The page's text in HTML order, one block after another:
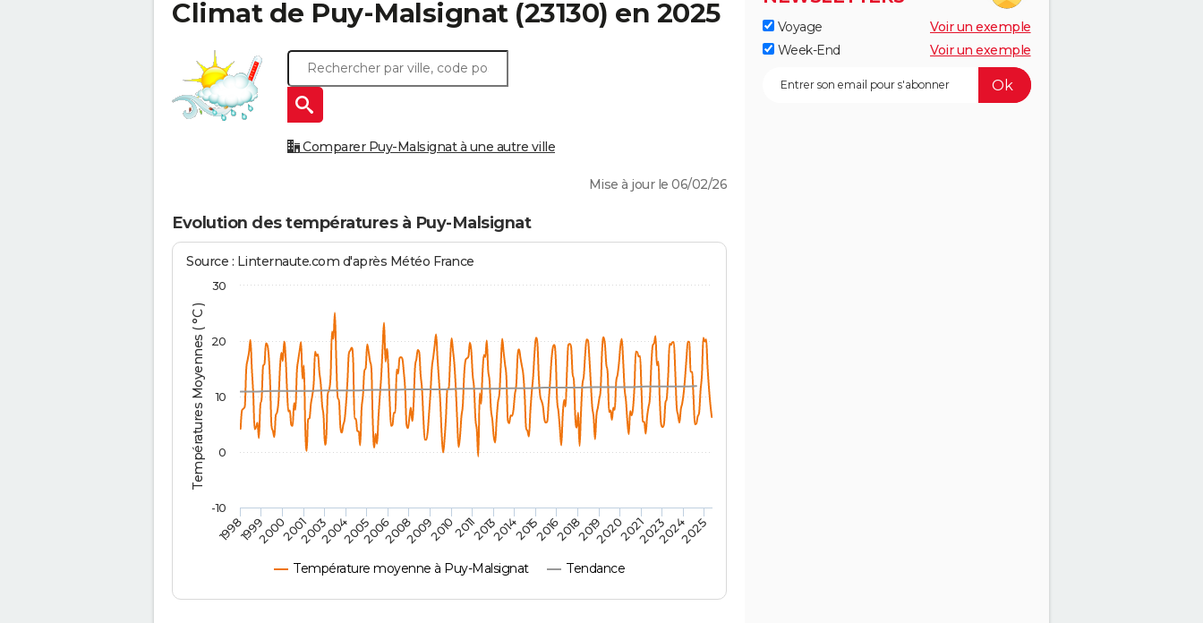
Climat de Puy-Malsignat(23130) en 2025
Comparer Puy-Malsignat à une autre ville
Mise à jour le 06/02/26
Evolution des températures à Puy-Malsignat
Températures Moyennes ( °C )
Source : Linternaute.com d'après Météo France
Température moyenne à Puy-Malsignat Tendance
1998 2014
199920002001200320042005200620082009201020112013 201520162018201920202021202320242025
-10
0
10
20
30
Voyage
Voir un exemple
Week-End
Voir un exemple